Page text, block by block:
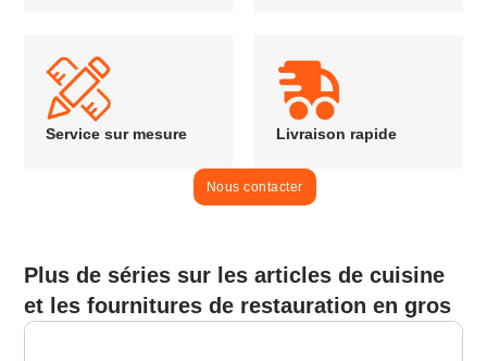
Service sur mesure Livraison rapide
Nous contacter
Plus de séries sur les articles de cuisine
et les fournitures de restauration en gros